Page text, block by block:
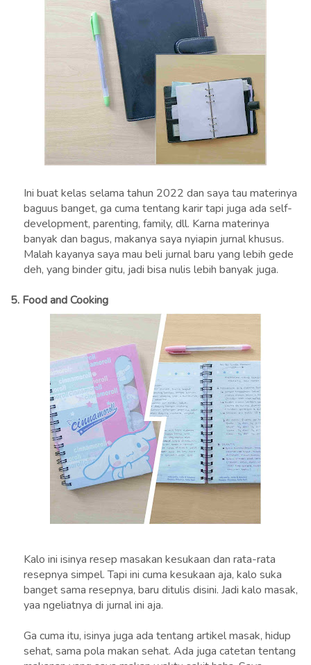
Ini buat kelas selama tahun 2022 dan saya tau materinya
baguus banget, ga cuma tentang karir tapi juga ada self-
development, parenting, family, dll. Karna materinya
banyak dan bagus, makanya saya nyiapin jurnal khusus.
Malah kayanya saya mau beli jurnal baru yang lebih gede
deh, yang binder gitu, jadi bisa nulis lebih banyak juga.
5. Food and Cooking
Kalo ini isinya resep masakan kesukaan dan rata-rata
resepnya simpel. Tapi ini cuma kesukaan aja, kalo suka
banget sama resepnya, baru ditulis disini. Jadi kalo masak,
yaa ngeliatnya di jurnal ini aja.
Ga cuma itu, isinya juga ada tentang artikel masak, hidup
sehat, sama pola makan sehat. Ada juga catetan tentang